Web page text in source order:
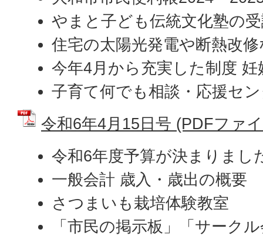
やまと子ども伝統文化塾の
住宅の太陽光発電や断熱改
今年4月から充実した制度
子育て何でも相談・応援セ
令和6年4月15日号 (PDFファ
令和6年度予算が決まりまし
一般会計 歳入・歳出の概要
さつまいも栽培体験教室
「市民の掲示板」「サーク